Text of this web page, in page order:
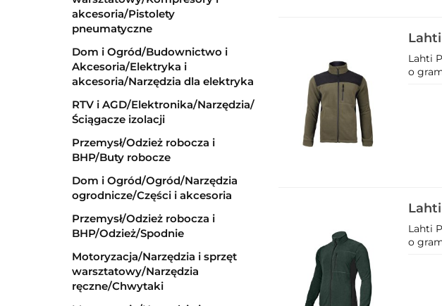
akcesoria/Pistolety
pneumatyczne
Dom i Ogród/Budownictwo i
Akcesoria/Elektryka i
akcesoria/Narzędzia dla elektryka
RTV i AGD/Elektronika/Narzędzia/
Ściągacze izolacji
Przemysł/Odzież robocza i
BHP/Buty robocze
Dom i Ogród/Ogród/Narzędzia
ogrodnicze/Części i akcesoria
Przemysł/Odzież robocza i
BHP/Odzież/Spodnie
Motoryzacja/Narzędzia i sprzęt
warsztatowy/Narzędzia
ręczne/Chwytaki
Lahti
o
Lahti
o